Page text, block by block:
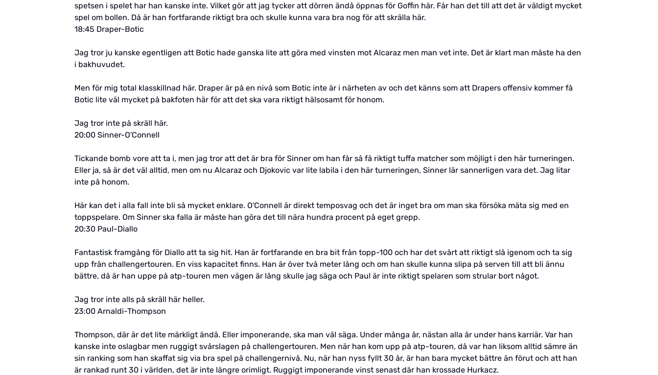
spetsen i spelet har han kanske inte. Vilket gör att jag tycker att dörren ändå öppnas för Goffin här. Får han det till att det är väldigt mycket
spel om bollen. Då är han fortfarande riktigt bra och skulle kunna vara bra nog för att skrälla här.
18:45 Draper-Botic
Jag tror ju kanske egentligen att Botic hade ganska lite att göra med vinsten mot Alcaraz men man vet inte. Det är klart man måste ha den
i bakhuvudet.
Men för mig total klasskillnad här. Draper är på en nivå som Botic inte är i närheten av och det känns som att Drapers offensiv kommer få
Botic lite väl mycket på bakfoten här för att det ska vara riktigt hälsosamt för honom.
Jag tror inte på skräll här.
20:00 Sinner-O'Connell
Tickande bomb vore att ta i, men jag tror att det är bra för Sinner om han får så få riktigt tuffa matcher som möjligt i den här turneringen.
Eller ja, så är det väl alltid, men om nu Alcaraz och Djokovic var lite labila i den här turneringen, Sinner lär sannerligen vara det. Jag litar
inte på honom.
Här kan det i alla fall inte bli så mycket enklare. O'Connell är direkt temposvag och det är inget bra om man ska försöka mäta sig med en
toppspelare. Om Sinner ska falla är måste han göra det till nära hundra procent på eget grepp.
20:30 Paul-Diallo
Fantastisk framgång för Diallo att ta sig hit. Han är fortfarande en bra bit från topp-100 och har det svårt att riktigt slå igenom och ta sig
upp från challengertouren. En viss kapacitet finns. Han är över två meter lång och om han skulle kunna slipa på serven till att bli ännu
bättre, då är han uppe på atp-touren men vägen är lång skulle jag säga och Paul är inte riktigt spelaren som strular bort något.
Jag tror inte alls på skräll här heller.
23:00 Arnaldi-Thompson
Thompson, där är det lite märkligt ändå. Eller imponerande, ska man väl säga. Under många år, nästan alla år under hans karriär. Var han
kanske inte oslagbar men ruggigt svårslagen på challengertouren. Men när han kom upp på atp-touren, då var han liksom alltid sämre än
sin ranking som han skaffat sig via bra spel på challengernivå. Nu, när han nyss fyllt 30 år, är han bara mycket bättre än förut och att han
är rankad runt 30 i världen, det är inte längre orimligt. Ruggigt imponerande vinst senast där han krossade Hurkacz.